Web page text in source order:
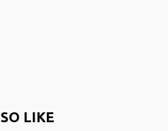
LIKE